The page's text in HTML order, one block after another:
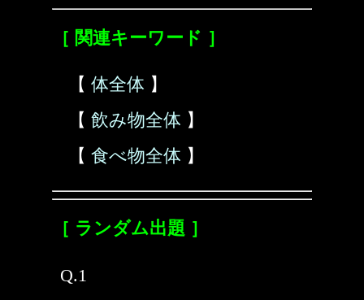
［ 関連キーワード ］
【 体全体 】
【 飲み物全体 】
【 食べ物全体 】
［ ランダム出題 ］
Q.1